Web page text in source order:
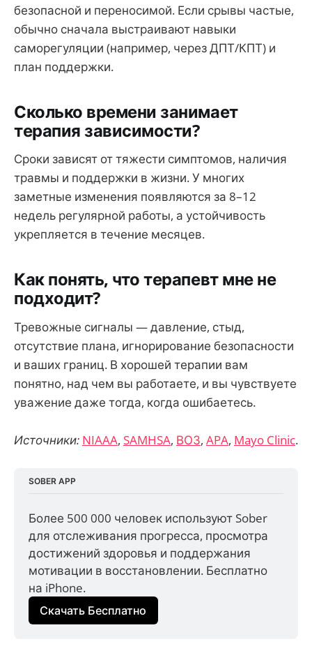
безопасной и переносимой. Если срывы частые,
обычно сначала выстраивают навыки
саморегуляции (например, через ДПТ/КПТ) и
план поддержки.
Сколько времени занимает
терапия зависимости?
Сроки зависят от тяжести симптомов, наличия
травмы и поддержки в жизни. У многих
заметные изменения появляются за 8–12
недель регулярной работы, а устойчивость
укрепляется в течение месяцев.
Как понять, что терапевт мне не
подходит?
Тревожные сигналы — давление, стыд,
отсутствие плана, игнорирование безопасности
и ваших границ. В хорошей терапии вам
понятно, над чем вы работаете, и вы чувствуете
уважение даже тогда, когда ошибаетесь.
Источники: NIAAA, SAMHSA, ВОЗ, APA, Mayo Clinic.
SOBER APP
Более 500 000 человек используют Sober
для отслеживания прогресса, просмотра
достижений здоровья и поддержания
мотивации в восстановлении. Бесплатно
на iPhone.
Скачать Бесплатно